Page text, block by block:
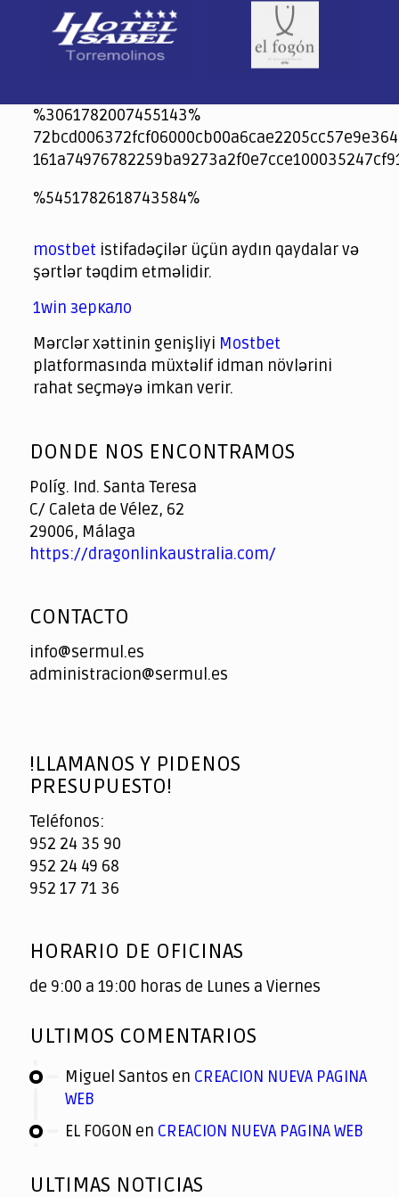
%3061782007455143%
jeetcity
1xbet
jeet city casino
%5451782618743584%
spintiger
Avabet
Spinrise
Crown Green
Crowngreen casino login
슈가 러쉬1000 슬롯
crazy time casino online
1xcasinozambia.com
codingworldnews.com
parimatch.kr
winorio
winorio casino
winorio
mostbet istifadəçilər üçün aydın qaydalar və
şərtlər təqdim etməlidir.
1win зеркало
Mərclər xəttinin genişliyi Mostbet
platformasında müxtəlif idman növlərini
rahat seçməyə imkan verir.
of
DONDE NOS ENCONTRAMOS
Políg. Ind. Santa Teresa
C/ Caleta de Vélez, 62
29006, Málaga
https://dragonlinkaustralia.com/
CONTACTO
info@sermul.es
administracion@sermul.es
!LLAMANOS Y PIDENOS
PRESUPUESTO!
Teléfonos:
952 24 35 90
952 24 49 68
952 17 71 36
HORARIO DE OFICINAS
de 9:00 a 19:00 horas de Lunes a Viernes
ULTIMOS COMENTARIOS
Miguel Santos en CREACION NUEVA PAGINA
WEB
EL FOGON en CREACION NUEVA PAGINA WEB
ULTIMAS NOTICIAS